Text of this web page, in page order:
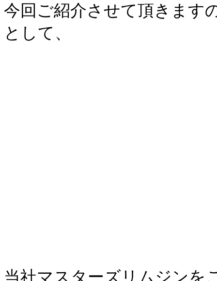
今回ご紹介させて頂きます
として、
当社マスターズリムジンを